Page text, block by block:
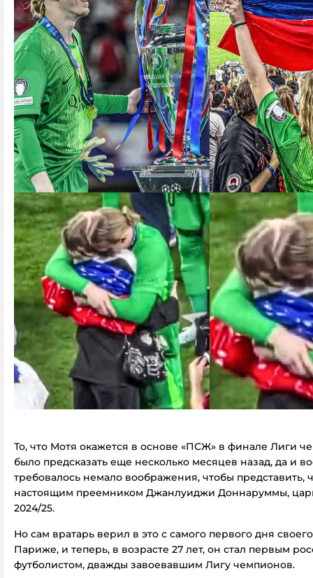
То, что Мотя окажется в основе «ПСЖ» в финале Лиги
было предсказать еще несколько месяцев назад, да и
требовалось немало воображения, чтобы представить,
настоящим преемником Джанлуиджи Доннаруммы,
2024/25.
Но сам вратарь верил в это с самого первого дня
Париже, и теперь, в возрасте 27 лет, он стал первым
футболистом, дважды завоевавшим Лигу чемпионов.